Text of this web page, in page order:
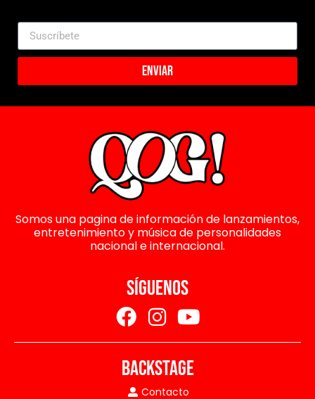
Enviar
Somos una pagina de información de lanzamientos,
entretenimiento y música de personalidades
nacional e internacional.
SÍGUENOS
BACKSTAGE
Contacto